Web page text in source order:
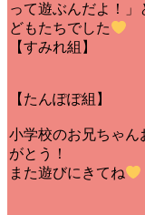
って遊ぶんだよ！
どもたちでした
【すみれ組】
【たんぽぽ組】
小学校のお兄ちゃん
がとう！
また遊びにきてね